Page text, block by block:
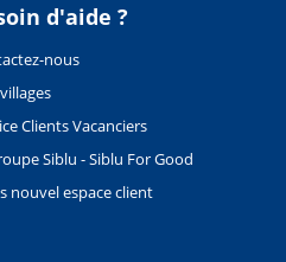
d'aide ?
nous
Clients Vacanciers
Siblu - Siblu For Good
nouvel espace client